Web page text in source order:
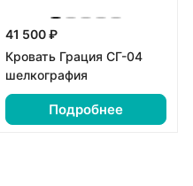
41 500 ₽
Кровать Грация СГ-04
шелкография
Подробнее